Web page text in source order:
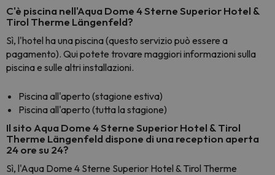
C'è piscina nell'Aqua Dome 4 Sterne Superior Hotel &
Tirol Therme Längenfeld?
Sì, l'hotel ha una piscina (questo servizio può essere a
pagamento). Qui potete trovare maggiori informazioni sulla
piscina e sulle altri installazioni.
Piscina all'aperto (stagione estiva)
Piscina all'aperto (tutta la stagione)
Il sito Aqua Dome 4 Sterne Superior Hotel & Tirol
Therme Längenfeld dispone di una reception aperta
24 ore su 24?
Sì, l'Aqua Dome 4 Sterne Superior Hotel & Tirol Therme